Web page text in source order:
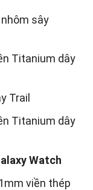
sây
Titanium dây
Trail
Titanium dây
Watch
viền thép